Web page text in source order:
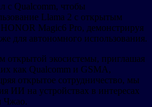
с Qualcomm, чтобы
Llama 2 с открытым
Magic6 Pro, демонстрируя
для автономного использования.
открытой экосистемы, приглашая
как Qualcomm и GSMA,
открытое сотрудничество, мы
ИИ на устройствах в интересах
Чжао.